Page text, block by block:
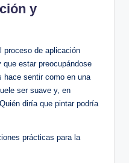
y
proceso de aplicación
estar preocupándose
hace sentir como en una
ser suave y, en
diría que pintar podría
prácticas para la